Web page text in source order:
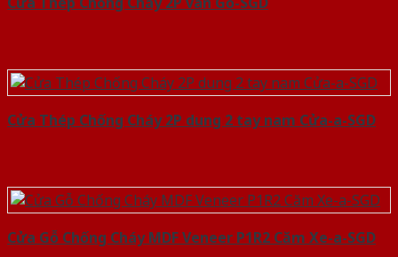
Cửa Thép Chống Cháy 2P dung 2 tay nam Cửa-a-SGD
Cửa Gỗ Chống Cháy MDF Veneer P1R2 Căm Xe-a-SGD